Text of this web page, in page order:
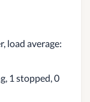
load average:
1 stopped, 0